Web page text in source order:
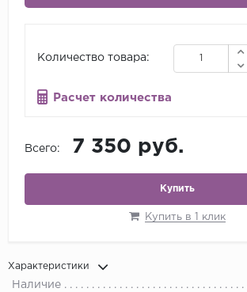
Количество товара:
Расчет количества
Всего: 7 350 руб.
Купить
Купить в 1 клик
Характеристики
Наличие